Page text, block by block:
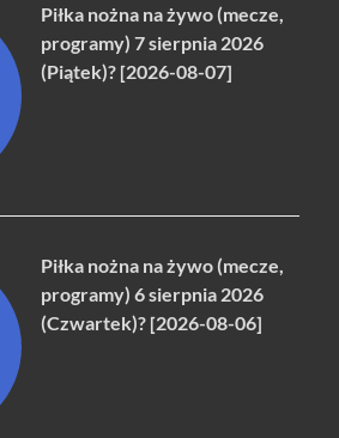
Piłka nożna na żywo (mecze,
programy) 7 sierpnia 2026
(Piątek)? [2026-08-07]
Piłka nożna na żywo (mecze,
programy) 6 sierpnia 2026
(Czwartek)? [2026-08-06]